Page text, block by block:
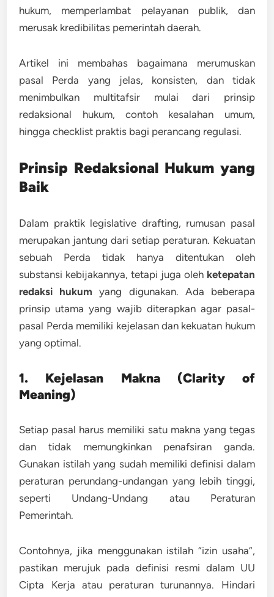
hukum, memperlambat pelayanan publik, dan
merusak kredibilitas pemerintah daerah.
Artikel ini membahas bagaimana merumuskan
pasal Perda yang jelas, konsisten, dan tidak
menimbulkan multitafsir mulai dari prinsip
redaksional hukum, contoh kesalahan umum,
hingga checklist praktis bagi perancang regulasi.
Prinsip Redaksional Hukum yang
Baik
Dalam praktik legislative drafting, rumusan pasal
merupakan jantung dari setiap peraturan. Kekuatan
sebuah Perda tidak hanya ditentukan oleh
substansi kebijakannya, tetapi juga oleh ketepatan
redaksi hukum yang digunakan. Ada beberapa
prinsip utama yang wajib diterapkan agar pasal-
pasal Perda memiliki kejelasan dan kekuatan hukum
yang optimal.
1. Kejelasan Makna (Clarity of
Meaning)
Setiap pasal harus memiliki satu makna yang tegas
dan tidak memungkinkan penafsiran ganda.
Gunakan istilah yang sudah memiliki definisi dalam
peraturan perundang-undangan yang lebih tinggi,
seperti Undang-Undang atau Peraturan
Pemerintah.
Contohnya, jika menggunakan istilah “izin usaha”,
pastikan merujuk pada definisi resmi dalam UU
Cipta Kerja atau peraturan turunannya. Hindari